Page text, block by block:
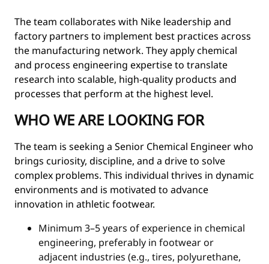
The team collaborates with Nike leadership and
factory partners to implement best practices across
the manufacturing network. They apply chemical
and process engineering expertise to translate
research into scalable, high-quality products and
processes that perform at the highest level.
WHO WE ARE LOOKING FOR
The team is seeking a Senior Chemical Engineer who
brings curiosity, discipline, and a drive to solve
complex problems. This individual thrives in dynamic
environments and is motivated to advance
innovation in athletic footwear.
Minimum 3–5 years of experience in chemical
engineering, preferably in footwear or
adjacent industries (e.g., tires, polyurethane,